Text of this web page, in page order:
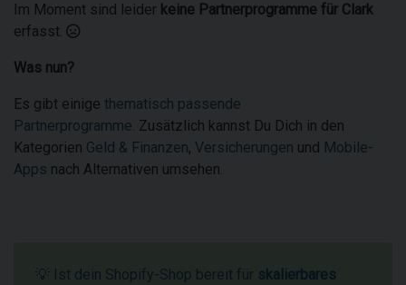
Im Moment sind leider keine Partnerprogramme für Clark
erfasst.
Was nun?
Es gibt einige thematisch passende
Partnerprogramme. Zusätzlich kannst Du Dich in den
Kategorien Geld & Finanzen, Versicherungen und Mobile-
Apps nach Alternativen umsehen.
💡 Ist dein Shopify-Shop bereit für skalierbares